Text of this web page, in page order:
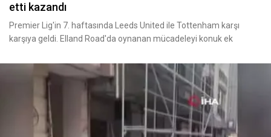
etti kazandı
Premier Lig'in 7. haftasında Leeds United ile Tottenham karşı
karşıya geldi. Elland Road'da oynanan mücadeleyi konuk ek